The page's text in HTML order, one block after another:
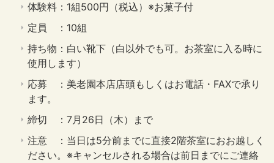
体験料：1組500円（税込）※お菓子付
定員 ：10組
持ち物：白い靴下（白以外でも可。お茶室に入る時に
使用します）
応募 ：美老園本店店頭もしくはお電話・FAXで承り
ます。
締切 ：7月26日（木）まで
注意 ：当日は5分前までに直接2階茶室におお越しく
ださい。※キャンセルされる場合は前日までにご連絡